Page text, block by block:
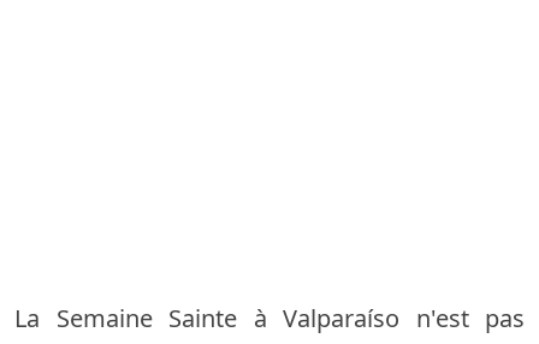
La Semaine Sainte à Valparaíso n'est pas